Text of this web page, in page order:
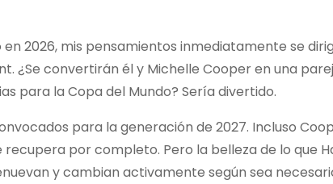
2026, mis pensamientos inmediatamente se
¿Se convertirán él y Michelle Cooper en una
para la Copa del Mundo? Sería divertido.
para la generación de 2027. Incluso
por completo. Pero la belleza de lo que
y cambian activamente según sea